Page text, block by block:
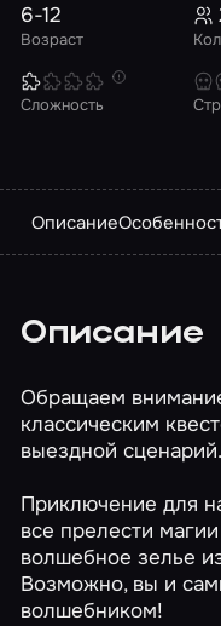
Возраст
6-12
Сложность
Описание
Описание
Обращаем
классическим
выездной
Приключение для
все прелести
волшебное зелье
Возможно, вы и
волшебником!